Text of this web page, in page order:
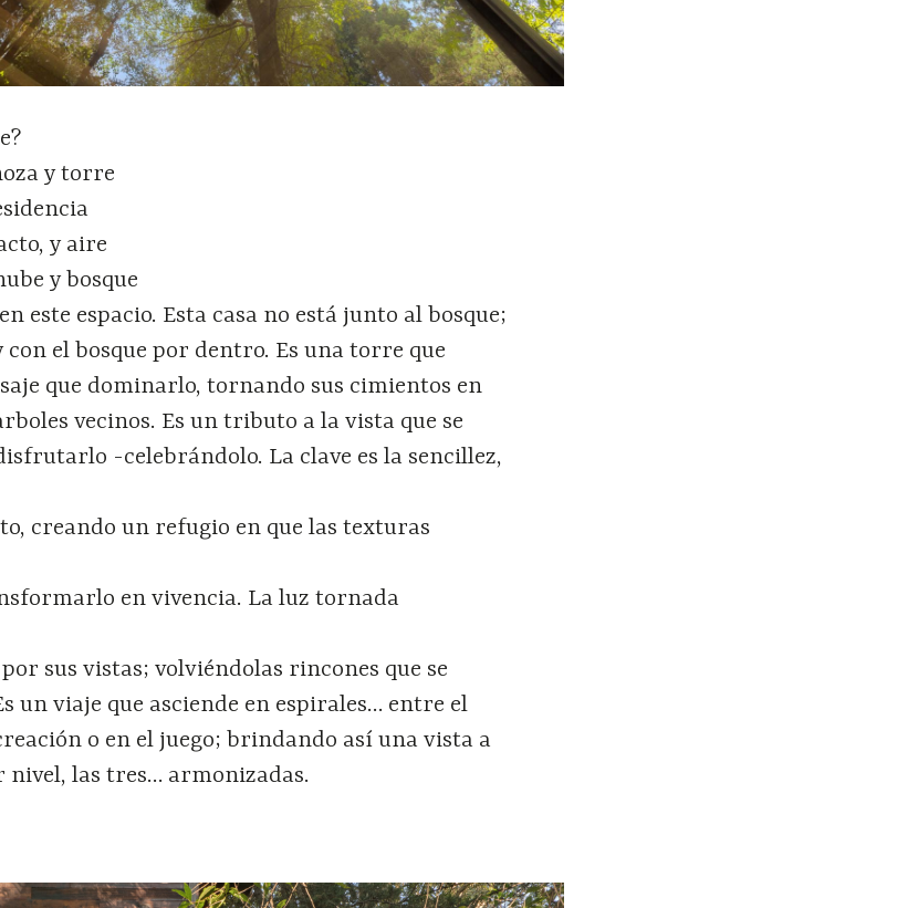
y torre
y aire
y bosque
este espacio. Esta casa no está junto al bosque;
con el bosque por dentro. Es una torre que
que dominarlo, tornando sus cimientos en
vecinos. Es un tributo a la vista que se
-celebrándolo. La clave es la sencillez,
creando un refugio en que las texturas
en vivencia. La luz tornada
sus vistas; volviéndolas rincones que se
un viaje que asciende en espirales… entre el
o en el juego; brindando así una vista a
las tres… armonizadas.